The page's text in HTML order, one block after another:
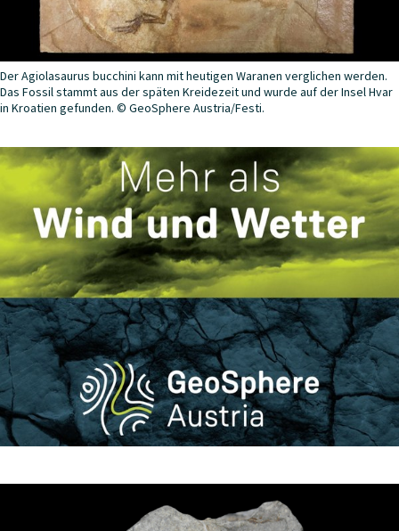
Der Agiolasaurus bucchini kann mit heutigen Waranen verglichen werden.
Das Fossil stammt aus der späten Kreidezeit und wurde auf der Insel Hvar
in Kroatien gefunden. © GeoSphere Austria/Festi.